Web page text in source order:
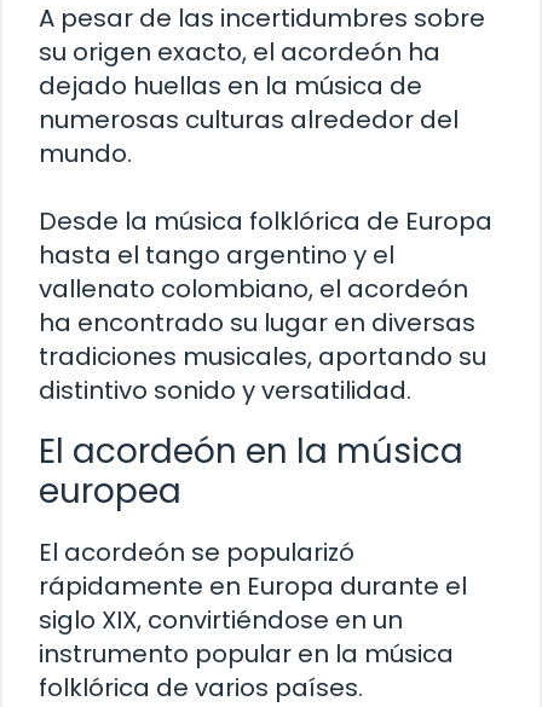
A pesar de las incertidumbres sobre
su origen exacto, el acordeón ha
dejado huellas en la música de
numerosas culturas alrededor del
mundo.
Desde la música folklórica de Europa
hasta el tango argentino y el
vallenato colombiano, el acordeón
ha encontrado su lugar en diversas
tradiciones musicales, aportando su
distintivo sonido y versatilidad.
El acordeón en la música
europea
El acordeón se popularizó
rápidamente en Europa durante el
siglo XIX, convirtiéndose en un
instrumento popular en la música
folklórica de varios países.